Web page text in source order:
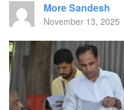
More Sandesh
November 13, 2025